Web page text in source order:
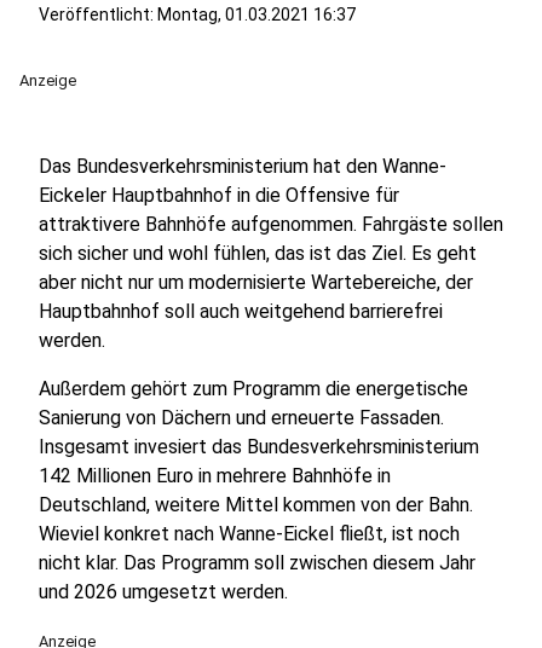
Veröffentlicht: Montag, 01.03.2021 16:37
Anzeige
Das Bundesverkehrsministerium hat den Wanne-
Eickeler Hauptbahnhof in die Offensive für
attraktivere Bahnhöfe aufgenommen. Fahrgäste sollen
sich sicher und wohl fühlen, das ist das Ziel. Es geht
aber nicht nur um modernisierte Wartebereiche, der
Hauptbahnhof soll auch weitgehend barrierefrei
werden.
Außerdem gehört zum Programm die energetische
Sanierung von Dächern und erneuerte Fassaden.
Insgesamt invesiert das Bundesverkehrsministerium
142 Millionen Euro in mehrere Bahnhöfe in
Deutschland, weitere Mittel kommen von der Bahn.
Wieviel konkret nach Wanne-Eickel fließt, ist noch
nicht klar. Das Programm soll zwischen diesem Jahr
und 2026 umgesetzt werden.
Anzeige